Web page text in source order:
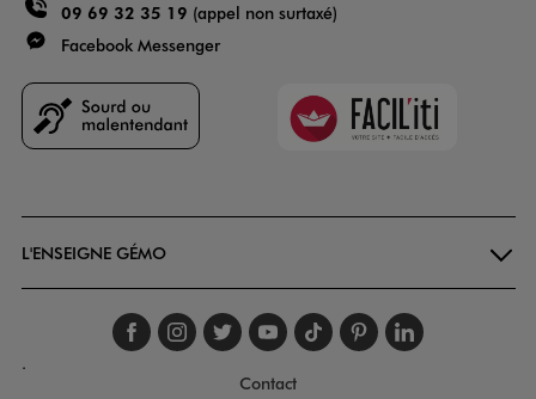
09 69 32 35 19 (appel non surtaxé)
Facebook Messenger
Faciliti
L'ENSEIGNE GÉMO
Suivez-nous sur
Suivez-nous sur
Suivez-nous sur
Suivez-nous
Suivez-nous
Suivez-
.
Contact